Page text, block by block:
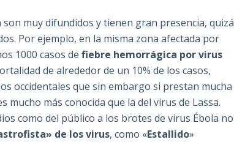
muy difundidos y tienen gran presencia, quizá
Por ejemplo, en la misma zona afectada por
1000 casos defiebre hemorrágica por virus
de alrededor de un 10% de los casos,
occidentales que sin embargo si prestan mucha
más conocida que la del virus de Lassa.
como del público a los brotes de virus Ébola no
de los virus, como «Estallido»